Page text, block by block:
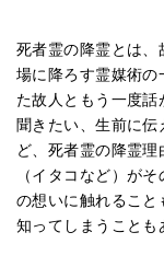
死者霊の降霊とは、
場に降ろす霊媒術の
た故人ともう一度
聞きたい、生前に伝
ど、死者霊の降霊
（イタコなど）が
の想いに触れること
知ってしまうことも